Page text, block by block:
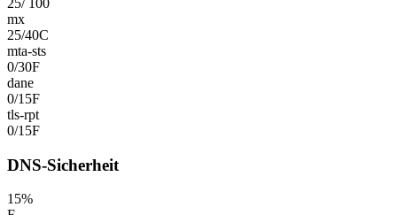
mx
25/40C
mta-sts
0/30F
dane
0/15F
tls-rpt
0/15F
DNS-Sicherheit
15%